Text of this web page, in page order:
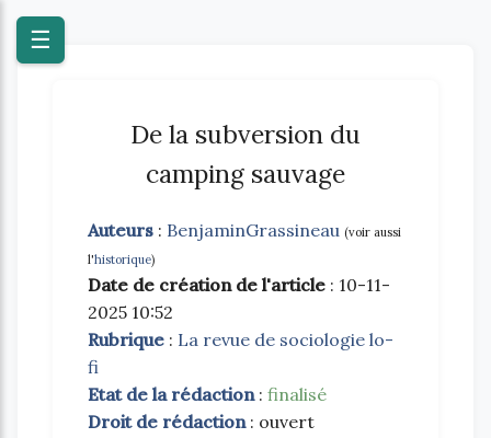
☰
Blog
De la subversion du
camping sauvage
Auteurs : BenjaminGrassineau (voir aussi
l'historique)
Date de création de l'article : 10-11-
2025 10:52
Rubrique : La revue de sociologie lo-
fi
Etat de la rédaction: finalisé
Droit de rédaction: ouvert